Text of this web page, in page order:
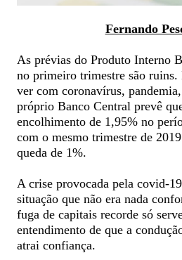
Fernando
As prévias do Produto Interno
no primeiro trimestre são ruins.
ver com coronavírus,
próprio Banco Central prevê
encolhimento de 1,95% no
com o mesmo trimestre de
queda de 1%.
A crise provocada pela covid-
situação que não era nada
fuga de capitais recorde só
entendimento de que a
atrai confiança.